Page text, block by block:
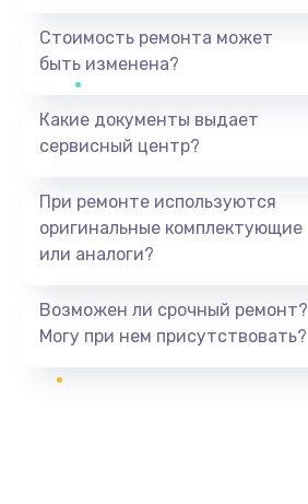
Стоимость ремонта может
быть изменена?
Какие документы выдает
сервисный центр?
При ремонте используются
оригинальные комплектующие
или аналоги?
Возможен ли срочный ремонт?
Могу при нем присутствовать?